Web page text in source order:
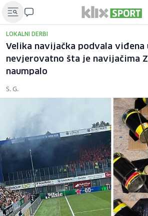
LOKALNI DERBI
Velika navijačka podvala viđena
nevjerovatno šta je navijačima
naumpalo
S. G.